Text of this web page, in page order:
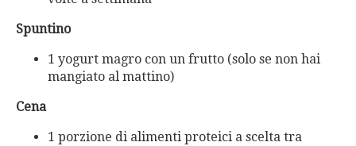
Spuntino
1 yogurt magro con un frutto (solo se non hai
mangiato al mattino)
Cena
1 porzione di alimenti proteici a scelta tra